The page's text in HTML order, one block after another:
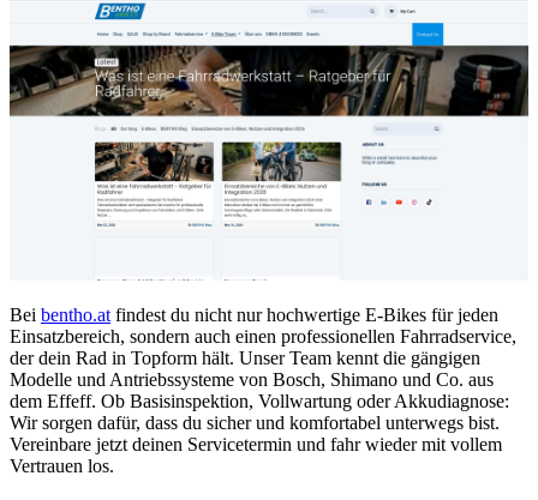
Bei bentho.at findest du nicht nur hochwertige E-Bikes für jeden
Einsatzbereich, sondern auch einen professionellen Fahrradservice,
der dein Rad in Topform hält. Unser Team kennt die gängigen
Modelle und Antriebssysteme von Bosch, Shimano und Co. aus
dem Effeff. Ob Basisinspektion, Vollwartung oder Akkudiagnose:
Wir sorgen dafür, dass du sicher und komfortabel unterwegs bist.
Vereinbare jetzt deinen Servicetermin und fahr wieder mit vollem
Vertrauen los.